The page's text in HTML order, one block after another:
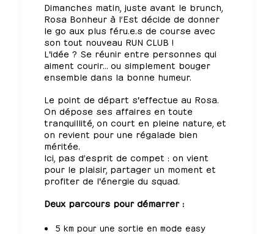
Dimanches matin, juste avant le brunch,
Rosa Bonheur à l’Est décide de donner
le go aux plus féru.e.s de course avec
son tout nouveau RUN CLUB !
L'idée ? Se réunir entre personnes qui
aiment courir… ou simplement bouger
ensemble dans la bonne humeur.
Le point de départ s'effectue au Rosa.
On dépose ses affaires en toute
tranquillité, on court en pleine nature, et
on revient pour une régalade bien
méritée.
Ici, pas d’esprit de compet : on vient
pour le plaisir, partager un moment et
profiter de l'énergie du squad.
Deux parcours pour démarrer :
5 km pour une sortie en mode easy